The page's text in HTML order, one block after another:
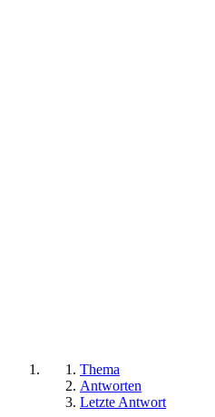
Thema
Antworten
Letzte Antwort